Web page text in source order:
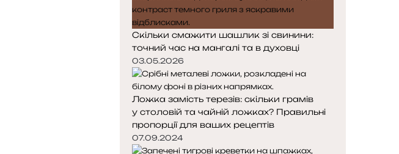
Скільки смажити шашлик зі свинини:
точний час на мангалі та в духовці
03.05.2026
Ложка замість терезів: скільки грамів
у столовій та чайній ложках? Правильні
пропорції для ваших рецептів
07.09.2024